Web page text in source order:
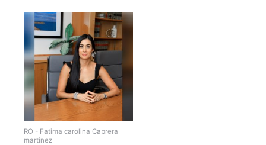
RO - Fatima carolina Cabrera
martinez